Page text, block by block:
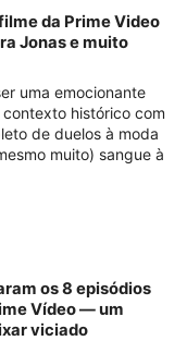
da Prime Video
Jonas e muito
uma emocionante
histórico com
de duelos à moda
muito) sangue à
os 8 episódios
Vídeo — um
viciado